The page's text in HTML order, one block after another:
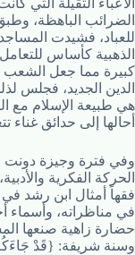
الأعباء الثقيلة
الضرائب الباهظة،
للعباد، فشيدت
الذهبية كأساس
كبيرة مما جعل الشعب
الدين الجديد، فجلس
هي طبيعة الإسلام مع
أحالها إلى حدائق غناء
وفي فترة وجيزة
الحركة الفكرية
فقهاً أمثال ابن رشد
في مناظراته، وأسماء
حضارة زاهية صنعها
وسنة شريفة: {قَدْ